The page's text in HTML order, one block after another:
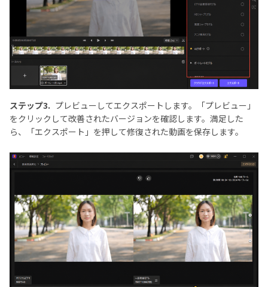
ステップ3. プレビューしてエクスポートします。「プレビュー」
をクリックして改善されたバージョンを確認します。満足した
ら、「エクスポート」を押して修復された動画を保存します。